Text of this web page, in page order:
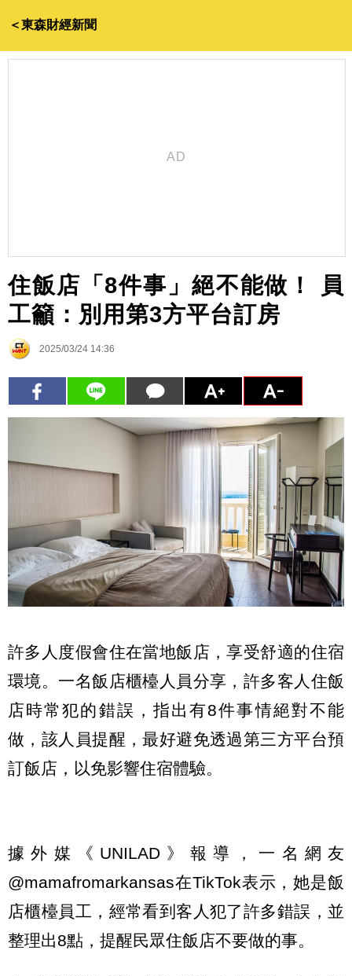
＜東森財經新聞
住飯店「8件事」絕不能做！ 員
工籲：別用第3方平台訂房
2025/03/24 14:36
許多人度假會住在當地飯店，享受舒適的住宿
環境。一名飯店櫃檯人員分享，許多客人住飯
店時常犯的錯誤，指出有8件事情絕對不能
做，該人員提醒，最好避免透過第三方平台預
訂飯店，以免影響住宿體驗。
據外媒《UNILAD》報導，一名網友
@mamafromarkansas在TikTok表示，她是飯
店櫃檯員工，經常看到客人犯了許多錯誤，並
整理出8點，提醒民眾住飯店不要做的事。